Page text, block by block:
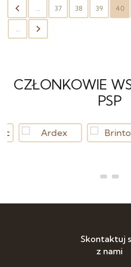
... 37 38 39 40
...
CZŁONKOWIE
PSP
Skontaktuj
z nami